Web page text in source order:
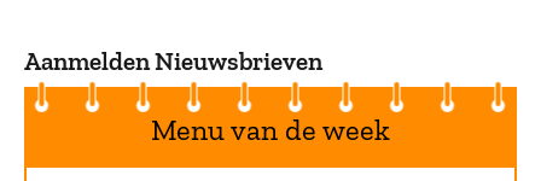
Aanmelden Nieuwsbrieven
Menu van de week